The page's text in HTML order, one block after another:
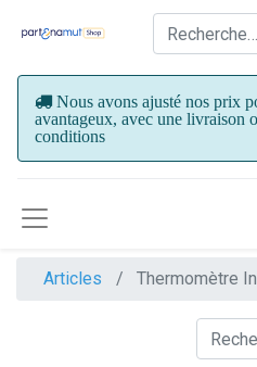
Nous avons ajusté nos prix
avantageux, avec une livraison
conditions
Articles Thermomètre